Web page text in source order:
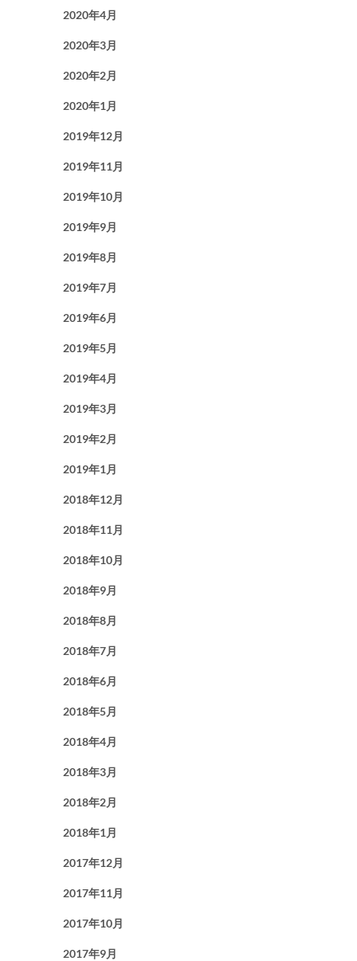
2020年4月
2020年3月
2020年2月
2020年1月
2019年12月
2019年11月
2019年10月
2019年9月
2019年8月
2019年7月
2019年6月
2019年5月
2019年4月
2019年3月
2019年2月
2019年1月
2018年12月
2018年11月
2018年10月
2018年9月
2018年8月
2018年7月
2018年6月
2018年5月
2018年4月
2018年3月
2018年2月
2018年1月
2017年12月
2017年11月
2017年10月
2017年9月